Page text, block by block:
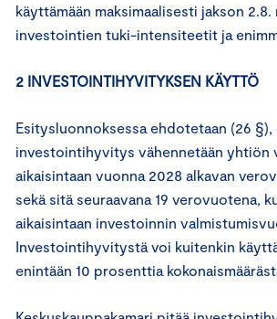
käyttämään maksimaalisesti jakson 2.8.
investointien tuki-intensiteetit ja
2 INVESTOINTIHYVITYKSEN KÄYTTÖ
Esitysluonnoksessa ehdotetaan (26 §),
investointihyvitys vähennetään yhtiön
aikaisintaan vuonna 2028 alkavan
sekä sitä seuraavana 19 verovuotena,
aikaisintaan investoinnin
Investointihyvitystä voi kuitenkin
enintään 10 prosenttia